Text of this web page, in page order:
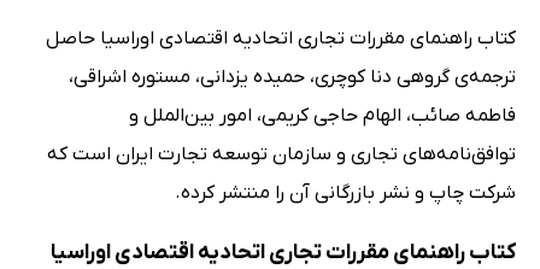
کتاب راهنمای مقررات تجاری اتحادیه اقتصادی اوراسیا حاصل
ترجمه‌ی گروهی دنا کوچری، حمیده یزدانی، مستوره اشراقی،
فاطمه صائب، الهام حاجی کریمی، امور بین‌الملل و
توافق‌نامه‌های تجاری و سازمان توسعه تجارت ایران است که
شرکت چاپ و نشر بازرگانی آن را منتشر کرده.
کتاب راهنمای مقررات تجاری اتحادیه اقتصادی اوراسیا